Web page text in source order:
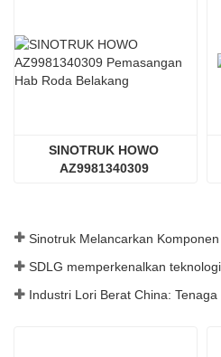
SINOTRUK HOWO
AZ9981340309